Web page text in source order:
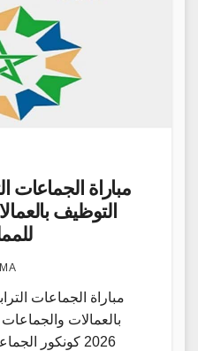
التوظيف
بالعمالات